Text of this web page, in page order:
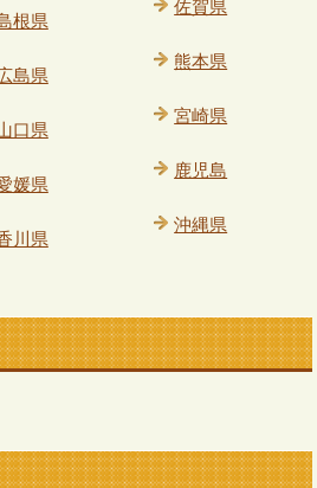
根県
島県
口県
媛県
川県
佐賀県
熊本県
宮崎県
鹿児島
沖縄県